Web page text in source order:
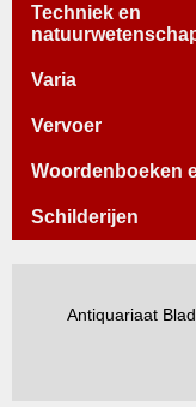
Techniek en
Varia
Vervoer
Woordenboeken
Schilderijen
Antiquariaat